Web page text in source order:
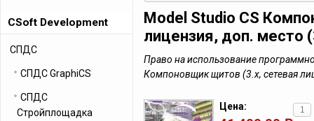
Model Studio CS
лицензия, доп. место
Право на использование
Компоновщик щитов (3.x, сетевая
Цена:
CSoft Development
СПДС
СПДС GraphiCS
СПДС
Стройплощадка